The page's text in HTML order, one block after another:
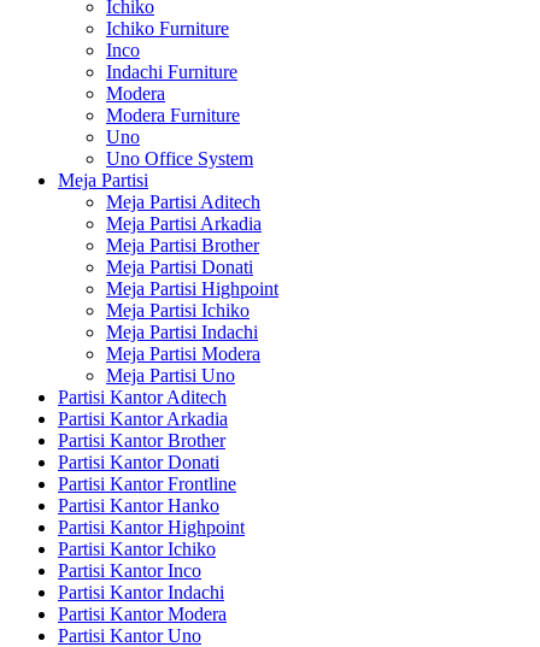
Ichiko
Ichiko Furniture
Inco
Indachi Furniture
Modera
Modera Furniture
Uno
Uno Office System
Meja Partisi
Meja Partisi Aditech
Meja Partisi Arkadia
Meja Partisi Brother
Meja Partisi Donati
Meja Partisi Highpoint
Meja Partisi Ichiko
Meja Partisi Indachi
Meja Partisi Modera
Meja Partisi Uno
Partisi Kantor Aditech
Partisi Kantor Arkadia
Partisi Kantor Brother
Partisi Kantor Donati
Partisi Kantor Frontline
Partisi Kantor Hanko
Partisi Kantor Highpoint
Partisi Kantor Ichiko
Partisi Kantor Inco
Partisi Kantor Indachi
Partisi Kantor Modera
Partisi Kantor Uno